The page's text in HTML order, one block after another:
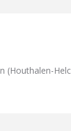
(Houthalen-